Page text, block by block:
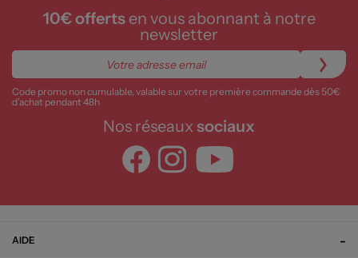
10€ offertsen vous abonnant à notre
newsletter
Code promo non cumulable, valable sur votre première commande dès 50€
d’achat pendant 48h
Nos réseaux sociaux
AIDE